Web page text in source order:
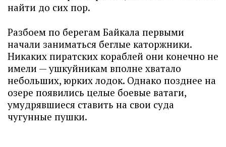
найти до сих пор.
Разбоем по берегам Байкала первыми
начали заниматься беглые каторжники.
Никаких пиратских кораблей они конечно не
имели — ушкуйникам вполне хватало
небольших, юрких лодок. Однако позднее на
озере появились целые боевые ватаги,
умудрявшиеся ставить на свои суда
чугунные пушки.